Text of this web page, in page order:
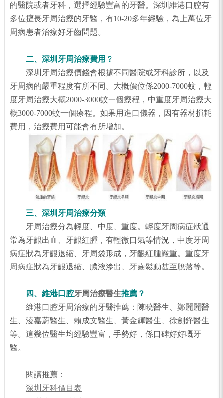
的醫院或者牙科，選擇經驗豐富的牙醫。深圳維港口腔有
多位擅長牙周治療的牙醫，有10-20多年經驗，為上萬位牙
周病患者治療好牙齒問題。
二、深圳牙周治療費用？
深圳牙周治療價錢會根據不同醫院或牙科診所，以及
牙周病的嚴重程度有所不同。大概價位係2000-7000蚊，輕
度牙周治療大概2000-3000蚊一個療程，中重度牙周治療大
概3000-7000蚊一個療程。如果用進口儀器，因有器材損耗
費用，治療費用可能會有所增加。
三、深圳牙周治療分類
牙周治療分為輕度、中度、重度。輕度牙周病症狀通
常為牙齦出血、牙齦紅腫，有輕微口氣等情況，中度牙周
病症狀為牙齦退縮、牙周袋形成，牙齦紅腫嚴重。重度牙
周病症狀為牙齦退縮、膿液滲出、牙齒鬆動甚至脫落等。
四、維港口腔牙周治療醫生推薦？
維港口腔牙周治療的牙醫推薦：陳曉醫生、鄭麗麗醫
生、淩嘉蔚醫生、賴成文醫生、黃金輝醫生、徐劍鋒醫生
等。這幾位醫生均經驗豐富，手勢好，係口碑好好嘅牙
醫。
閱讀推薦：
深圳牙科價目表